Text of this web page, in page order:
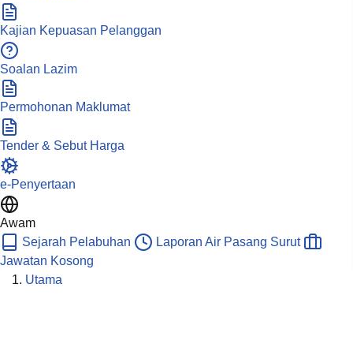
Kajian Kepuasan Pelanggan
Soalan Lazim
Permohonan Maklumat
Tender & Sebut Harga
e-Penyertaan
Awam
Sejarah Pelabuhan
Laporan Air Pasang Surut
Jawatan Kosong
Utama